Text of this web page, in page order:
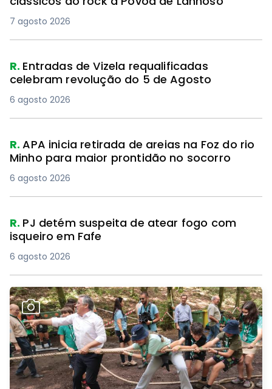
7 agosto 2026
R. Entradas de Vizela requalificadas
celebram revolução do 5 de Agosto
6 agosto 2026
R.APA inicia retirada de areias na Foz do rio
Minho para maior prontidão no socorro
6 agosto 2026
R. PJ detém suspeita de atear fogo com
isqueiro em Fafe
6 agosto 2026